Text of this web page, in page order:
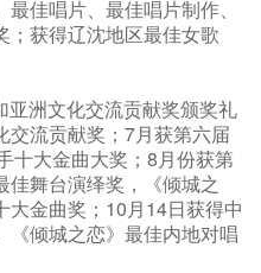
佳唱片、最佳唱片制作、
；获得辽沈地区最佳女歌
洲文化交流贡献奖颁奖礼
交流贡献奖；7月获第六届
十大金曲大奖；8月份获第
佳舞台演绎奖，《倾城之
金曲奖；10月14日获得中
《倾城之恋》最佳内地对唱